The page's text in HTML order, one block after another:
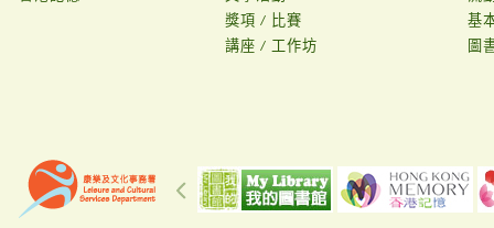
獎項 / 比賽
講座 / 工作坊
基
圖